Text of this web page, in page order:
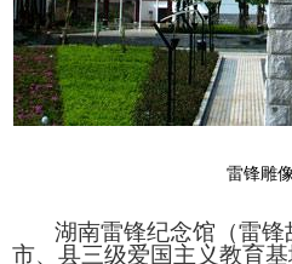
雷锋雕
湖南雷锋纪念馆（雷锋
市、县三级爱国主义教育